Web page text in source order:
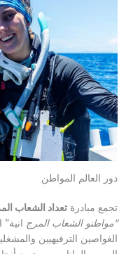
دور العالم المواطن
تجمع مبادرةتعداد الشعاب
“مواطنو الشعاب المرجانية”
الغواصين الترفيهيين